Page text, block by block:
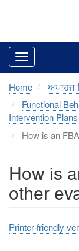
Home
ਅਪਾਹਜ
Functional
Intervention
How is an
How is
other
Printer-friendly